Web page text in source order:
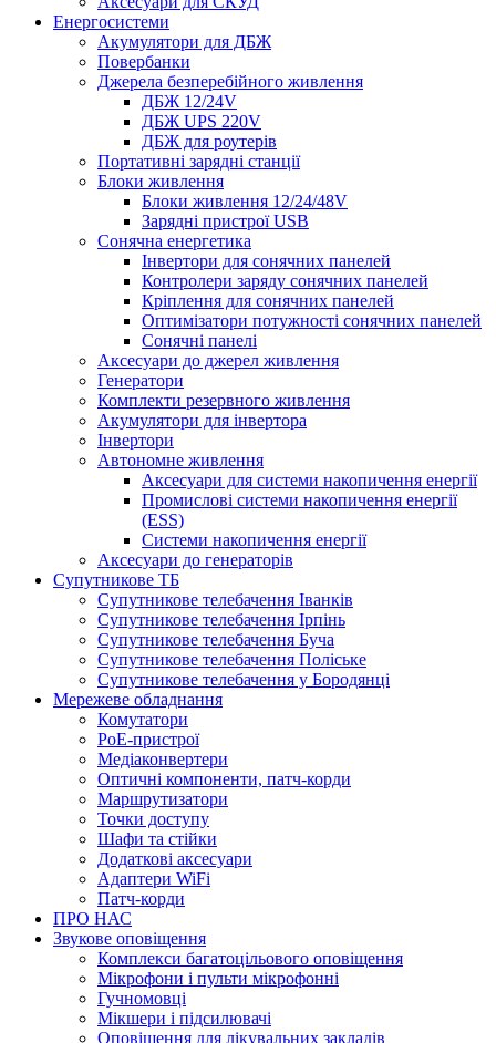
Енергосистеми
Акумулятори для ДБЖ
Повербанки
Джерела безперебійного живлення
ДБЖ 12/24V
ДБЖ UPS 220V
ДБЖ для роутерів
Портативні зарядні станції
Блоки живлення
Блоки живлення 12/24/48V
Зарядні пристрої USB
Сонячна енергетика
Інвертори для сонячних панелей
Контролери заряду сонячних панелей
Кріплення для сонячних панелей
Оптимізатори потужності сонячних панелей
Сонячні панелі
Аксесуари до джерел живлення
Генератори
Комплекти резервного живлення
Акумулятори для інвертора
Інвертори
Автономне живлення
Аксесуари для системи накопичення енергії
Промислові системи накопичення енергії
(ESS)
Системи накопичення енергії
Аксесуари до генераторів
Супутникове ТБ
Супутникове телебачення Іванків
Супутникове телебачення Ірпінь
Супутникове телебачення Буча
Супутникове телебачення Поліське
Супутникове телебачення у Бородянці
Мережеве обладнання
Комутатори
PoE-пристрої
Медіаконвертери
Оптичні компоненти, патч-корди
Маршрутизатори
Точки доступу
Шафи та стійки
Додаткові аксесуари
Адаптери WiFi
Патч-корди
ПРО НАС
Звукове оповіщення
Комплекси багатоцільового оповіщення
Мікрофони і пульти мікрофонні
Гучномовці
Мікшери і підсилювачі
Оповіщення для лікувальних закладів